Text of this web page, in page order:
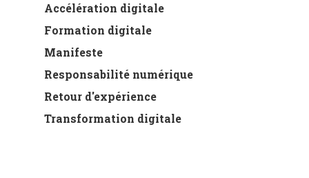
Accélération digitale
Formation digitale
Manifeste
Responsabilité numérique
Retour d'expérience
Transformation digitale